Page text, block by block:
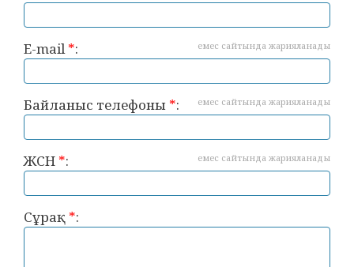
E-mail*: емес сайтында жарияланады
Байланыс телефоны *: емес сайтында жарияланады
ЖСН *: емес сайтында жарияланады
Сұрақ *: